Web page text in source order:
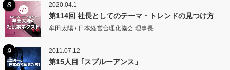
8 2020.04.1
第114回 社長としてのテーマ・トレンドの見つけ方
牟田太陽 / 日本経営合理化協会 理事長
9 2011.07.12
第15人目 ｢スプルーアンス」